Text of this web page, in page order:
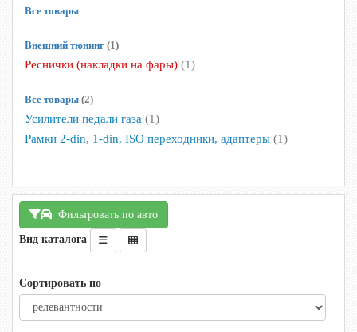
Все товары
Внешний тюнинг (1)
Реснички (накладки на фары) (1)
Все товары (2)
Усилители педали газа (1)
Рамки 2-din, 1-din, ISO переходники, адаптеры (1)
Фильтровать по авто
Вид каталога
Сортировать по